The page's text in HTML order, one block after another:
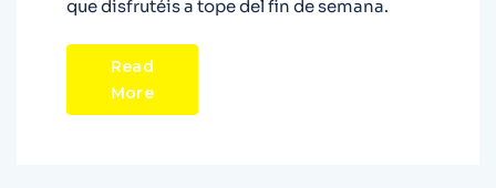
que disfrutéis a tope del fin de semana.
Read
More